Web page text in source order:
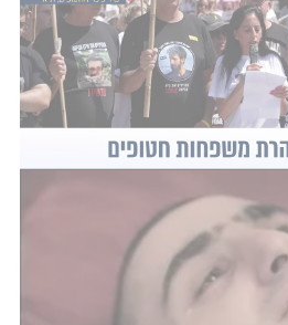
אך מדויקת במונחים
בדימויי שואה - אך
לבטא את העומק המוחלט
הייתה, ועודנה,התגלמות
שבו הגוף דועך, הנפש
אחיזה.